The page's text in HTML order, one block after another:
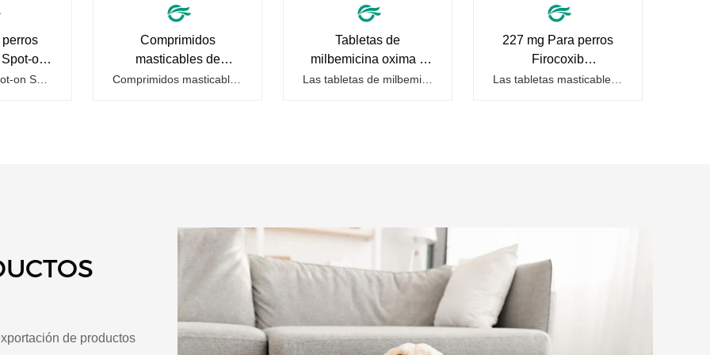
on
Imidacloprid Spot-on Solutions para perros son una especie de gotas antiparasitarias para mascotas y se utilizan para prevenir y eliminar las pulgas en los perros. También matan las larvas alrededor de su mascota cuando entran en contacto con el animal tratado. Y son las gotas para lombrices para…
Comprimidos
masticables de
Fluralaner de 112,5Comprimidos masticables de Fluralanerpara perroses un tipo de tabletas desparasitadoras para mascotas, este producto funciona rápido, la reacción es duradera, la alta seguridad se puede usar fácilmente, es conveniente para la salud y puede matar garrapatas y pulgas de manera efectiva. Fluralana es…
Tabletas de
milbemicina oxima y
prazicuantel de 137,5Las tabletas de milbemicina oxima y prazicuantel para perros son tabletas antiparasitarias para mascotas. Los ingredientes principales son MilbemicinaOxima y Praziquantel, ItPuede controlar una variedad de parásitos comunes, como gusanos del corazón, lombrices intestinales y leptospira, brindando…
227 mg Para perros
Firocoxib
Comprimidos
Las tabletas masticables de firocoxib para perros para tratar analgésicos para perros domésticos pueden ayudar al dolor de la mascota después de la operación, analgésico antiinflamatorio de las articulaciones óseas y aliviar la inflamación de la artritis. La principal eficacia es la antiinflamación…
de productos